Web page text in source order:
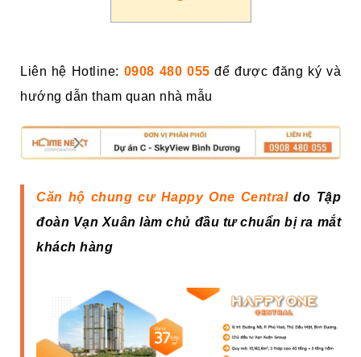
Liên hệ Hotline: 0908 480 055 để được đăng ký và
hướng dẫn tham quan nhà mẫu
Căn hộ chung cư Happy One Centraldo Tập
đoàn Vạn Xuân làm chủ đầu tư chuẩn bị ra mắt
khách hàng